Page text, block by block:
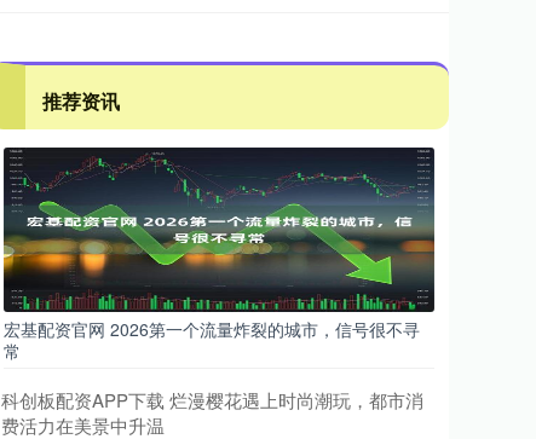
推荐资讯
宏基配资官网 2026第一个流量炸裂的城市，信号很不寻
常
科创板配资APP下载 烂漫樱花遇上时尚潮玩，都市消
费活力在美景中升温